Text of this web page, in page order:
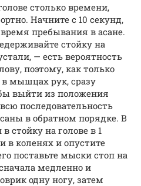
столько времени,
Начните с 10 секунд,
пребывания в асане.
стойку на
— есть вероятность
поэтому, как только
в мышцах рук, сразу
выйти из положения
последовательность
в обратном порядке. В
стойку на голове в 1
в коленях и опустите
поставьте мыски стоп на
медленно и
одну ногу, затем